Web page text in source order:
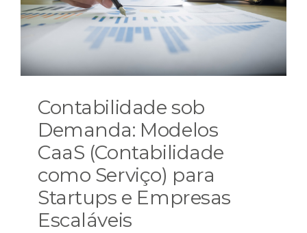
Contabilidade sob
Demanda: Modelos
CaaS (Contabilidade
como Serviço) para
Startups e Empresas
Escaláveis